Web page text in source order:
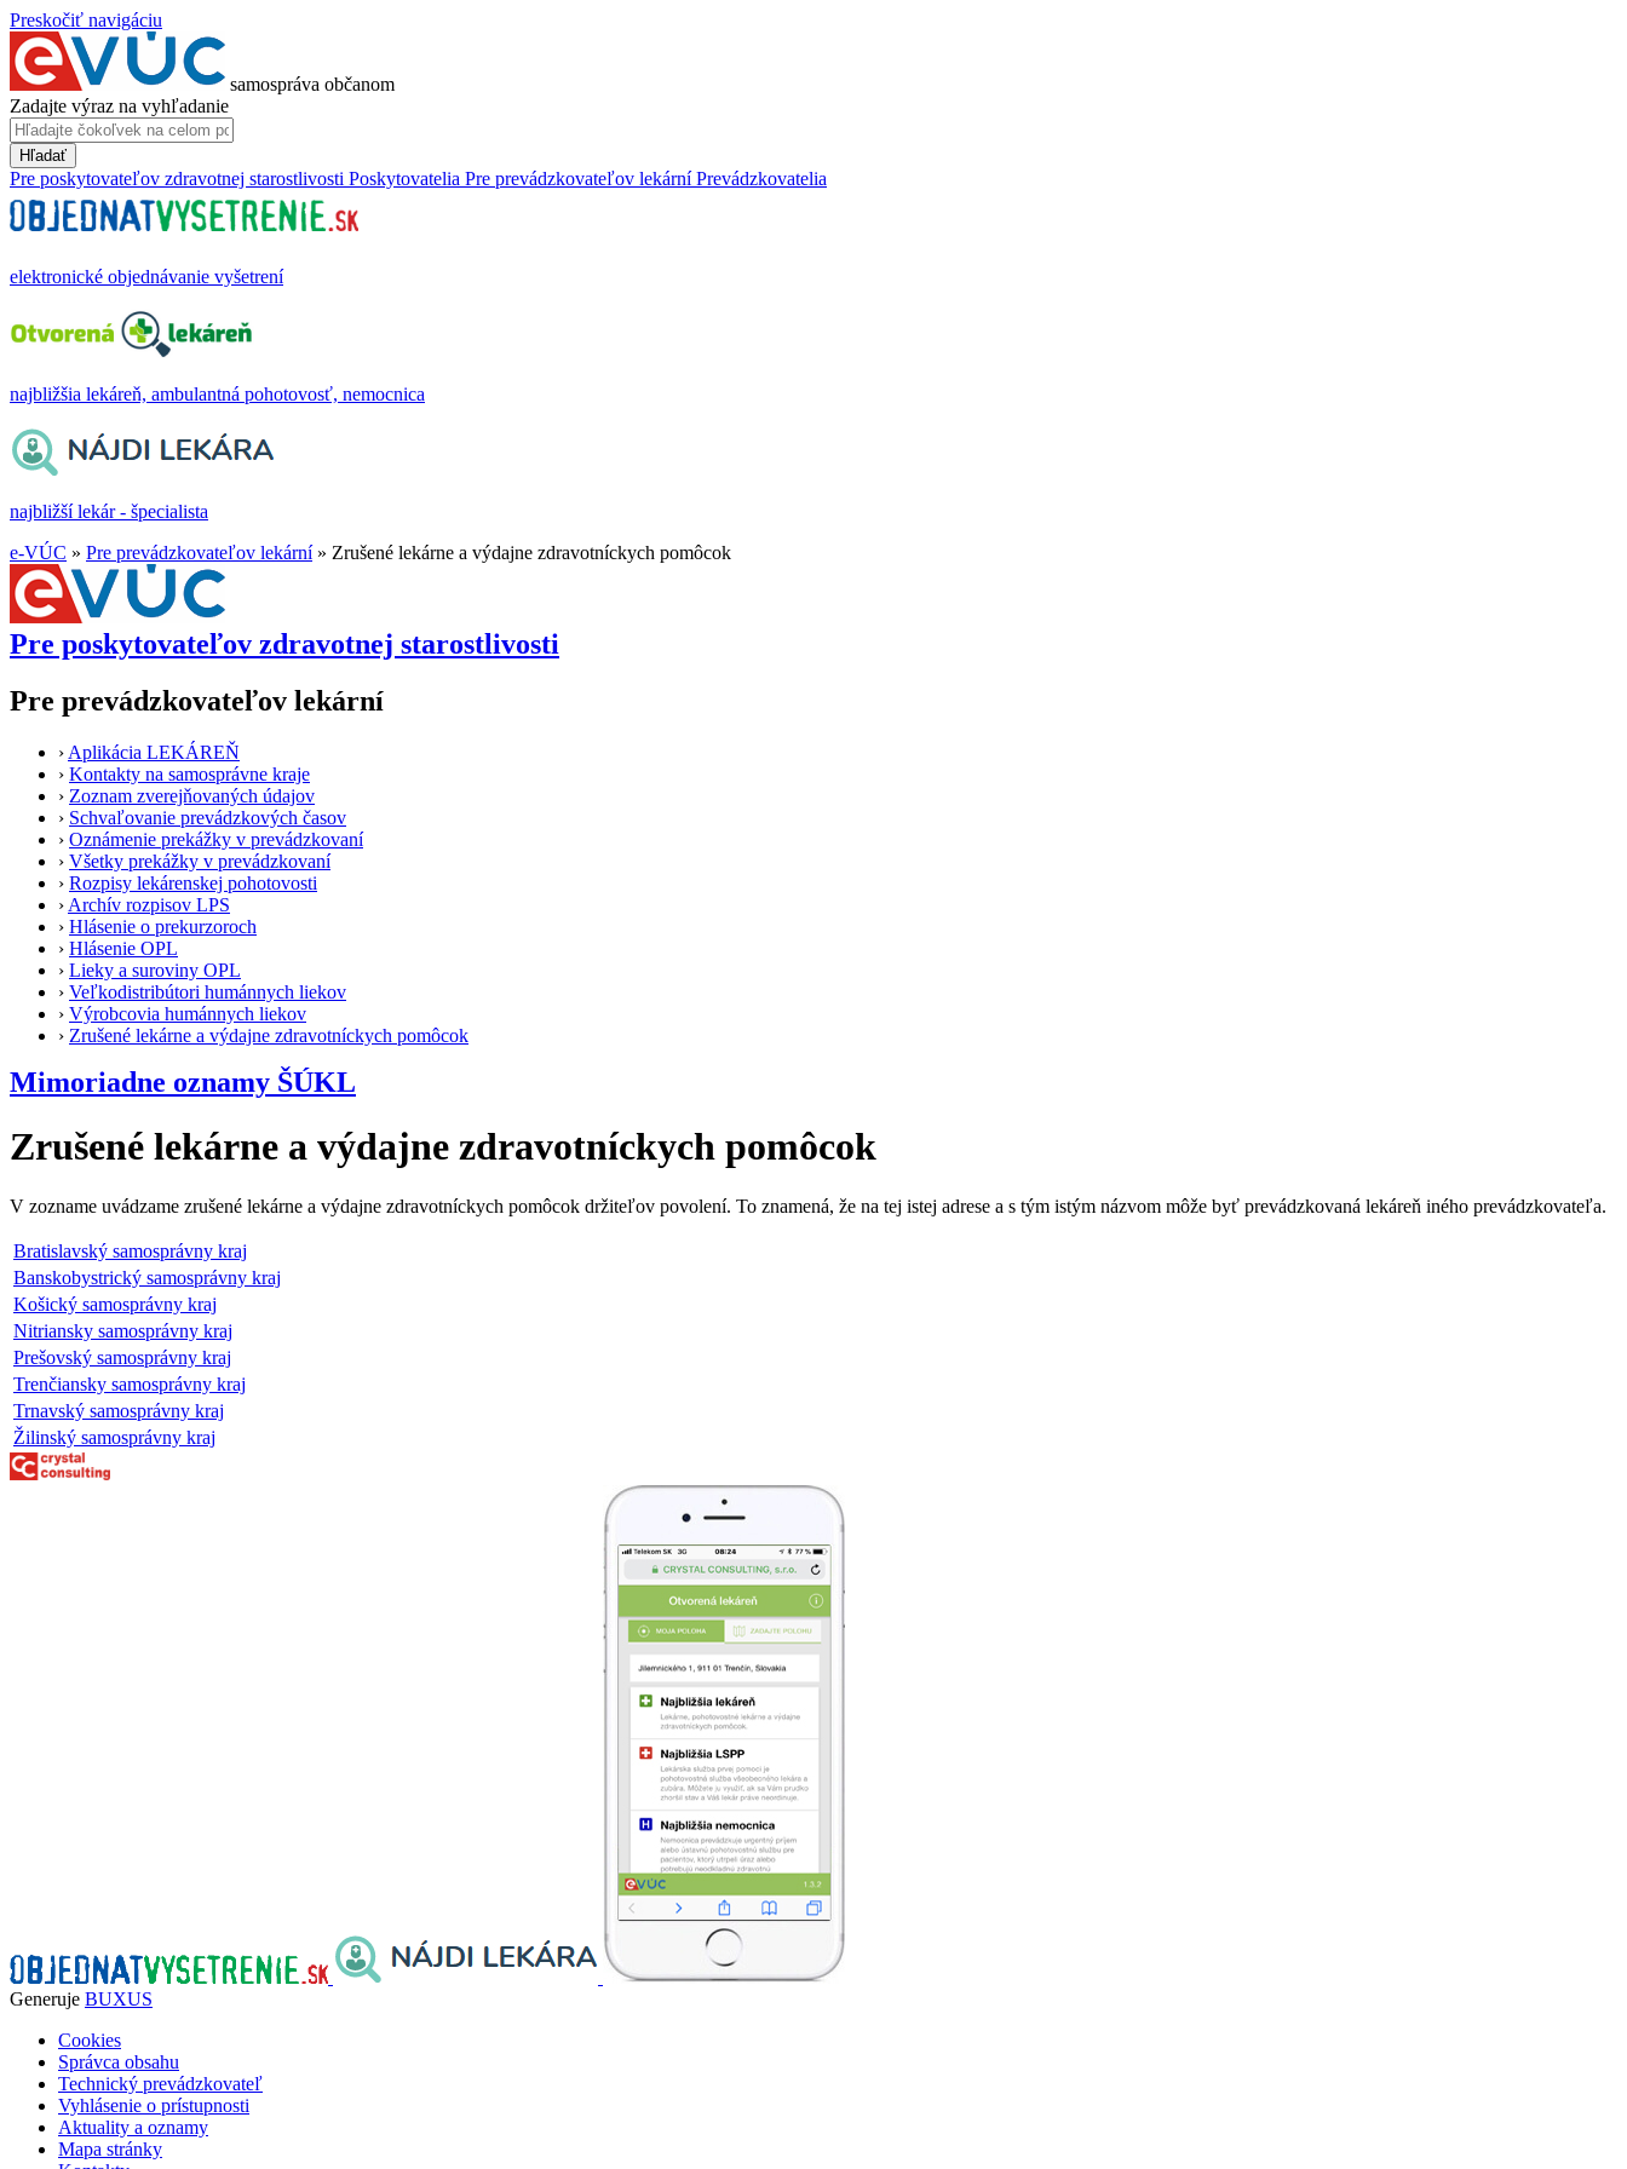
Preskočiť navigáciu
samospráva občanom
Zadajte výraz na vyhľadanie
Hľadať
Pre poskytovateľov zdravotnej starostlivosti Poskytovatelia Pre prevádzkovateľov lekární Prevádzkovatelia
elektronické objednávanie vyšetrení
najbližšia lekáreň, ambulantná pohotovosť, nemocnica
najbližší lekár - špecialista
e-VÚC » Pre prevádzkovateľov lekární» Zrušené lekárne a výdajne zdravotníckych pomôcok
Pre poskytovateľov zdravotnej starostlivosti
Pre prevádzkovateľov lekární
› Aplikácia LEKÁREŇ
› Kontakty na samosprávne kraje
› Zoznam zverejňovaných údajov
› Schvaľovanie prevádzkových časov
› Oznámenie prekážky v prevádzkovaní
› Všetky prekážky v prevádzkovaní
› Rozpisy lekárenskej pohotovosti
› Archív rozpisov LPS
› Hlásenie o prekurzoroch
› Hlásenie OPL
› Lieky a suroviny OPL
› Veľkodistribútori humánnych liekov
› Výrobcovia humánnych liekov
› Zrušené lekárne a výdajne zdravotníckych pomôcok
Mimoriadne oznamy ŠÚKL
Zrušené lekárne a výdajne zdravotníckych pomôcok
V zozname uvádzame zrušené lekárne a výdajne zdravotníckych pomôcok držiteľov povolení. To znamená, že na tej istej adrese a s tým istým názvom môže byť prevádzkovaná lekáreň iného prevádzkovateľa.
Bratislavský samosprávny kraj
Banskobystrický samosprávny kraj
Košický samosprávny kraj
Nitriansky samosprávny kraj
Prešovský samosprávny kraj
Trenčiansky samosprávny kraj
Trnavský samosprávny kraj
Žilinský samosprávny kraj
Generuje BUXUS
Cookies
Správca obsahu
Technický prevádzkovateľ
Vyhlásenie o prístupnosti
Aktuality a oznamy
Mapa stránky